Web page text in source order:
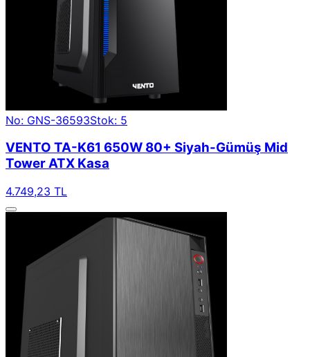
No: GNS-36593Stok: 5
VENTO TA-K61 650W 80+ Siyah-Gümüş Mid
Tower ATX Kasa
4.749,23 TL